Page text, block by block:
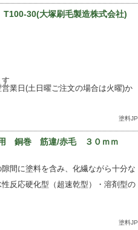
30(大塚刷毛製造株式会社)
業日(土日曜ご注文の場合は火曜)か
塗料JP
用 銅巻 筋違/赤毛 ３０ｍｍ
間に塗料を含み、化繊ながら十分な
反応硬化型（超速乾型）・溶剤型の
塗料JP